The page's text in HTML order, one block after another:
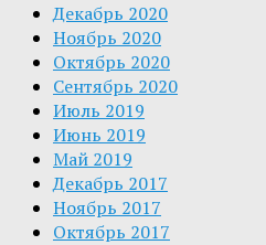
Декабрь 2020
Ноябрь 2020
Октябрь 2020
Сентябрь 2020
Июль 2019
Июнь 2019
Май 2019
Декабрь 2017
Ноябрь 2017
Октябрь 2017